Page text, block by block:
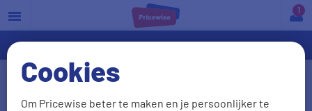
Cookies
Om Pricewise beter te maken en je persoonlijker te
a